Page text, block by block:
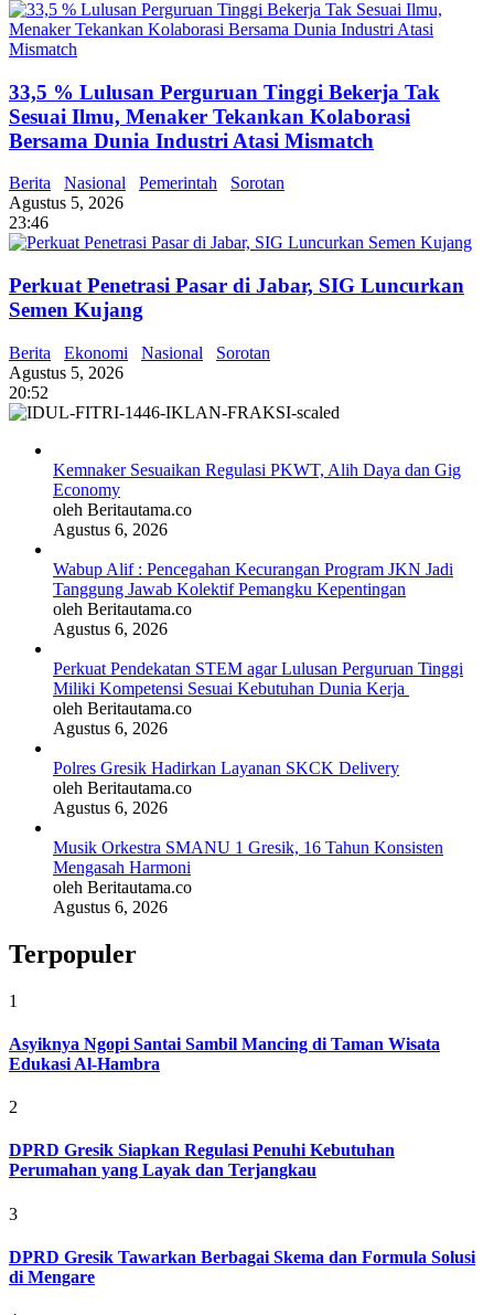
33,5 % Lulusan Perguruan Tinggi Bekerja Tak
Sesuai Ilmu, Menaker Tekankan Kolaborasi
Bersama Dunia Industri Atasi Mismatch
Berita Nasional Pemerintah
Sorotan
Agustus 5, 2026
23:46
Perkuat Penetrasi Pasar di Jabar, SIG Luncurkan
Semen Kujang
Berita Ekonomi Nasional
Sorotan
Agustus 5, 2026
20:52
Kemnaker Sesuaikan Regulasi PKWT, Alih Daya dan Gig
Economy
oleh Beritautama.co
Agustus 6, 2026
Wabup Alif : Pencegahan Kecurangan Program JKN Jadi
Tanggung Jawab Kolektif Pemangku Kepentingan
oleh Beritautama.co
Agustus 6, 2026
Perkuat Pendekatan STEM agar Lulusan Perguruan Tinggi
Miliki Kompetensi Sesuai Kebutuhan Dunia Kerja
oleh Beritautama.co
Agustus 6, 2026
Polres Gresik Hadirkan Layanan SKCK Delivery
oleh Beritautama.co
Agustus 6, 2026
Musik Orkestra SMANU 1 Gresik, 16 Tahun Konsisten
Mengasah Harmoni
oleh Beritautama.co
Agustus 6, 2026
Terpopuler
1
Asyiknya Ngopi Santai Sambil Mancing di Taman Wisata
Edukasi Al-Hambra
2
DPRD Gresik Siapkan Regulasi Penuhi Kebutuhan
Perumahan yang Layak dan Terjangkau
3
DPRD Gresik Tawarkan Berbagai Skema dan Formula Solusi
di Mengare